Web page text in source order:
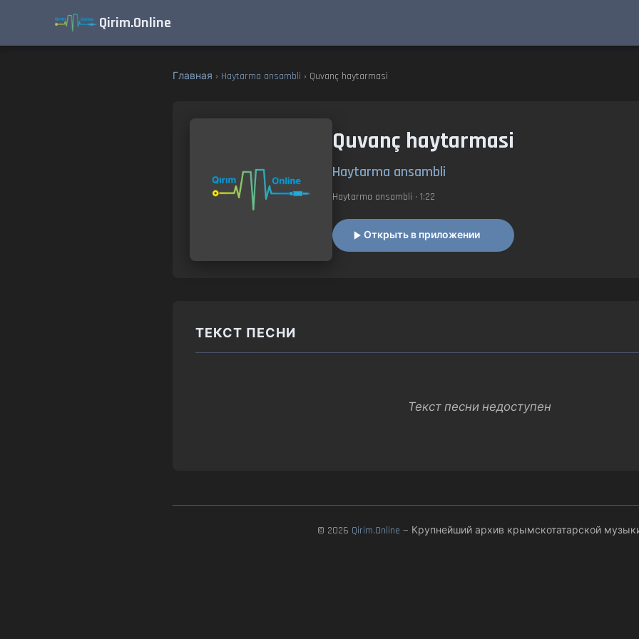
Qirim.Online
Главная › Haytarma ansambli › Quvanç haytarmasi
Quvanç haytarmasi
Haytarma ansambli
Haytarma ansambli • 1:22
Открыть в приложении
ТЕКСТ ПЕСНИ
Текст песни недоступен
© 2026 Qirim.Online — Крупнейший архив крымскотатарской